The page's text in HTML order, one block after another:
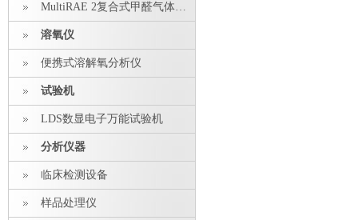
MultiRAE 2复合式甲醛气体探测器
溶氧仪
便携式溶解氧分析仪
试验机
LDS数显电子万能试验机
分析仪器
临床检测设备
样品处理仪